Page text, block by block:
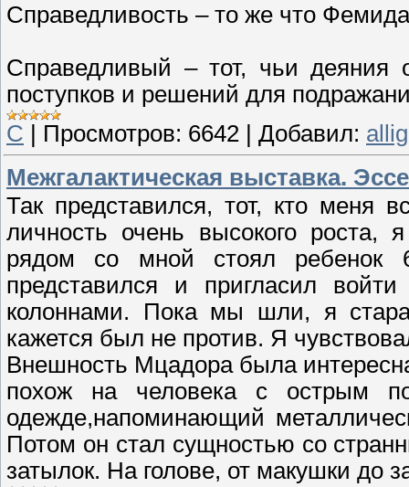
Справедливость – то же что
Справедливый – тот, чьи деяния
поступков и решений для
С
Просмотров: 6642 Добавил:
Межгалактическая выставка. Эссе
Так представился, тот, кто меня
личность очень высокого
рядом со мной стоял ребенок
представился и пригласил
колоннами. Пока мы шли, я
кажется был не против. Я
Внешность Мцадора была
похож на человека с острым
одежде,напоминающий
Потом он стал сущностью со
затылок. На голове, от макушки до